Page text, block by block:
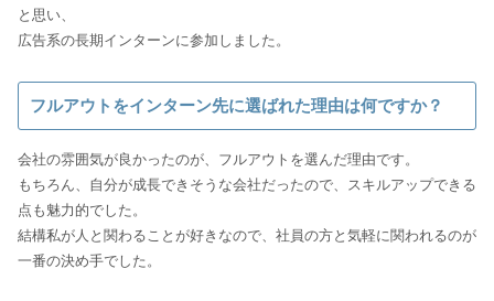
と思い、
広告系の長期インターンに参加しました。
フルアウトをインターン先に選ばれた理由は何ですか？
会社の雰囲気が良かったのが、フルアウトを選んだ理由です。
もちろん、自分が成長できそうな会社だったので、スキルアップできる
点も魅力的でした。
結構私が人と関わることが好きなので、社員の方と気軽に関われるのが
一番の決め手でした。